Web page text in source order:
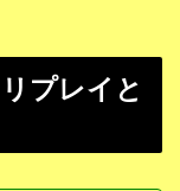
プレイと